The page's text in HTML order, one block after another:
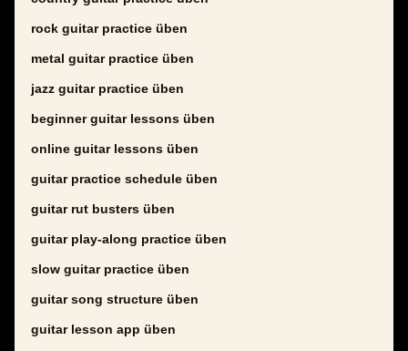
rock guitar practice üben
metal guitar practice üben
jazz guitar practice üben
beginner guitar lessons üben
online guitar lessons üben
guitar practice schedule üben
guitar rut busters üben
guitar play-along practice üben
slow guitar practice üben
guitar song structure üben
guitar lesson app üben